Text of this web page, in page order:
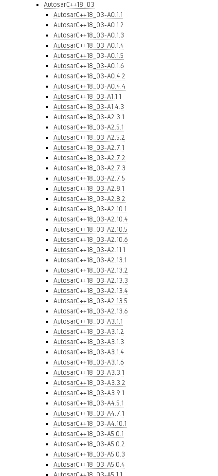
AutosarC++18_03
AutosarC++18_03-A0.1.1
AutosarC++18_03-A0.1.2
AutosarC++18_03-A0.1.3
AutosarC++18_03-A0.1.4
AutosarC++18_03-A0.1.5
AutosarC++18_03-A0.1.6
AutosarC++18_03-A0.4.2
AutosarC++18_03-A0.4.4
AutosarC++18_03-A1.1.1
AutosarC++18_03-A1.4.3
AutosarC++18_03-A2.3.1
AutosarC++18_03-A2.5.1
AutosarC++18_03-A2.5.2
AutosarC++18_03-A2.7.1
AutosarC++18_03-A2.7.2
AutosarC++18_03-A2.7.3
AutosarC++18_03-A2.7.5
AutosarC++18_03-A2.8.1
AutosarC++18_03-A2.8.2
AutosarC++18_03-A2.10.1
AutosarC++18_03-A2.10.4
AutosarC++18_03-A2.10.5
AutosarC++18_03-A2.10.6
AutosarC++18_03-A2.11.1
AutosarC++18_03-A2.13.1
AutosarC++18_03-A2.13.2
AutosarC++18_03-A2.13.3
AutosarC++18_03-A2.13.4
AutosarC++18_03-A2.13.5
AutosarC++18_03-A2.13.6
AutosarC++18_03-A3.1.1
AutosarC++18_03-A3.1.2
AutosarC++18_03-A3.1.3
AutosarC++18_03-A3.1.4
AutosarC++18_03-A3.1.6
AutosarC++18_03-A3.3.1
AutosarC++18_03-A3.3.2
AutosarC++18_03-A3.9.1
AutosarC++18_03-A4.5.1
AutosarC++18_03-A4.7.1
AutosarC++18_03-A4.10.1
AutosarC++18_03-A5.0.1
AutosarC++18_03-A5.0.2
AutosarC++18_03-A5.0.3
AutosarC++18_03-A5.0.4